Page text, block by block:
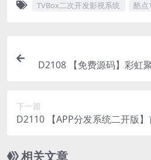
TVBox二次开发影视系统 酷点
D2108 【免费源码】彩虹
下一篇
D2110 【APP分发系统二开版
相关文章